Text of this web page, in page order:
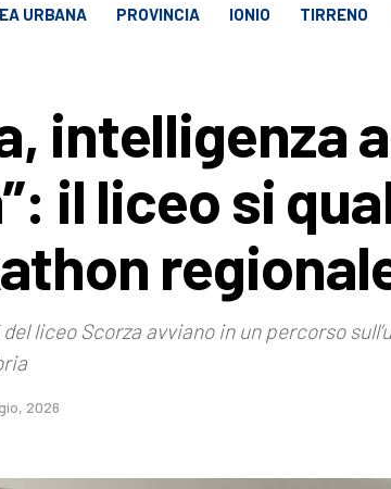
URBANA PROVINCIA IONIO TIRRENO
intelligenza
il liceo si
liceo Scorza avviano in un percorso
2026